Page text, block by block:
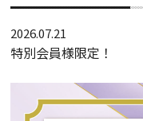
2026.07.21
特別会員様限定！